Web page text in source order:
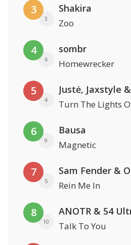
3
3
Shakira
Zoo
4
6
sombr
Homewrecker
5
4
Justė, Jaxstyle
Turn The Lights
6
9
Bausa
Magnetic
7
5
Sam Fender &
Rein Me In
8
10
ANOTR & 54
Talk To You